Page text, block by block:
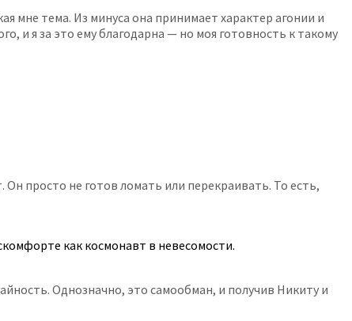
мне тема. Из минуса она принимает характер агонии и
и я за это ему благодарна — но моя готовность к такому
просто не готов ломать или перекраивать. То есть,
как космонавт в невесомости.
Однозначно, это самообман, и получив Никиту и